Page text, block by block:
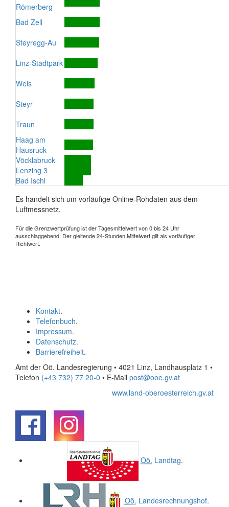
Römerberg
Bad Zell
Steyregg-Au
Linz-Stadtpark
Wels
Steyr
Traun
Haag am
Hausruck
Vöcklabruck
Lenzing 3
Bad Ischl
Es handelt sich um vorläufige Online-Rohdaten aus dem
Luftmessnetz.
Für die Grenzwertprüfung ist der Tagesmittelwert von 0 bis 24 Uhr
ausschlaggebend. Der gleitende 24-Stunden Mittelwert gilt als vorläufiger
Richtwert.
Kontakt.
Telefonbuch.
Impressum.
Datenschutz.
Barrierefreiheit.
Amt der Oö. Landesregierung • 4021 Linz, Landhausplatz 1 •
Telefon (+43 732) 77 20-0 • E-Mail post@ooe.gv.at
www.land-oberoesterreich.gv.at
Oö. Landtag.
Oö. Landesrechnungshof.